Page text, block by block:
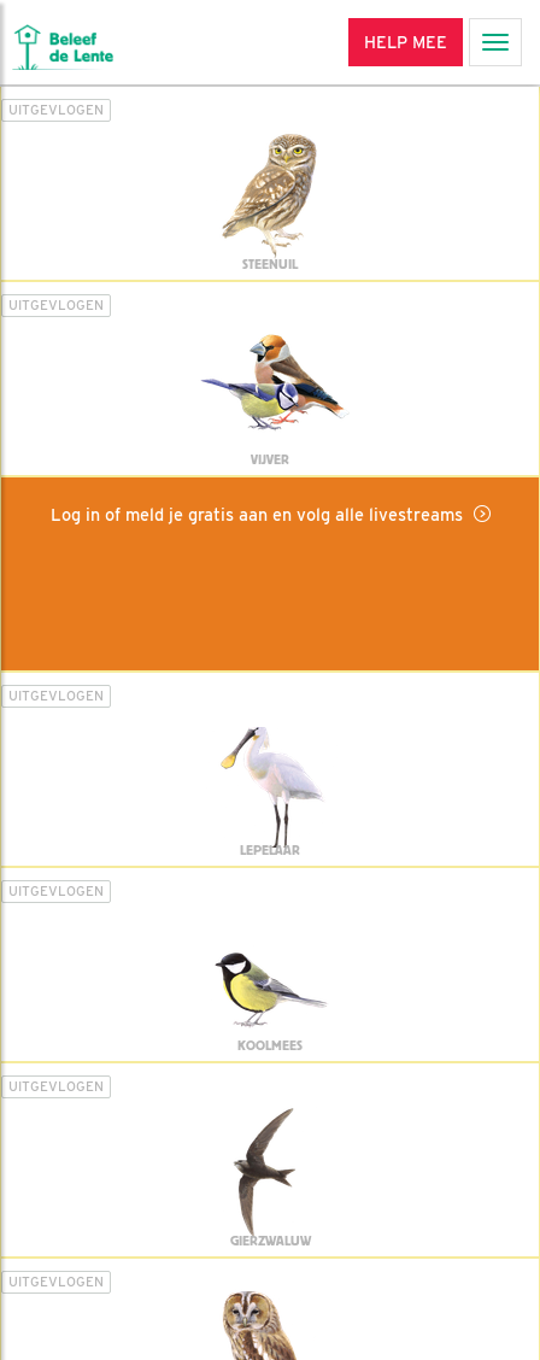
HELP MEE
UITGEVLOGEN
STEENUIL
UITGEVLOGEN
VIJVER
Log in of meld je gratis aan en volg alle livestreams
UITGEVLOGEN
LEPELAAR
UITGEVLOGEN
KOOLMEES
UITGEVLOGEN
GIERZWALUW
UITGEVLOGEN